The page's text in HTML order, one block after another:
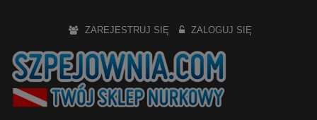
ZAREJESTRUJ SIĘ ZALOGUJ SIĘ